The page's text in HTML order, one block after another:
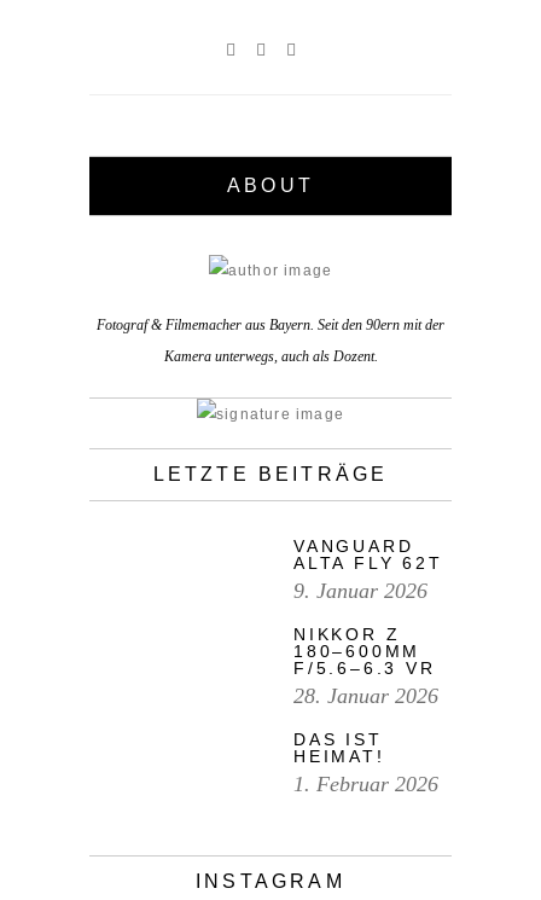
ABOUT
Fotograf & Filmemacher aus Bayern. Seit den 90ern mit der
Kamera unterwegs, auch als Dozent.
LETZTE BEITRÄGE
VANGUARD
ALTA FLY 62T
9. Januar 2026
NIKKOR Z
180–600MM
F/5.6–6.3 VR
28. Januar 2026
DAS IST
HEIMAT!
1. Februar 2026
INSTAGRAM